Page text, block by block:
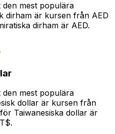
mest populära
dirham är kursen från AED
dirham är AED.
mest populära
dollar är kursen från
Taiwanesiska dollar är